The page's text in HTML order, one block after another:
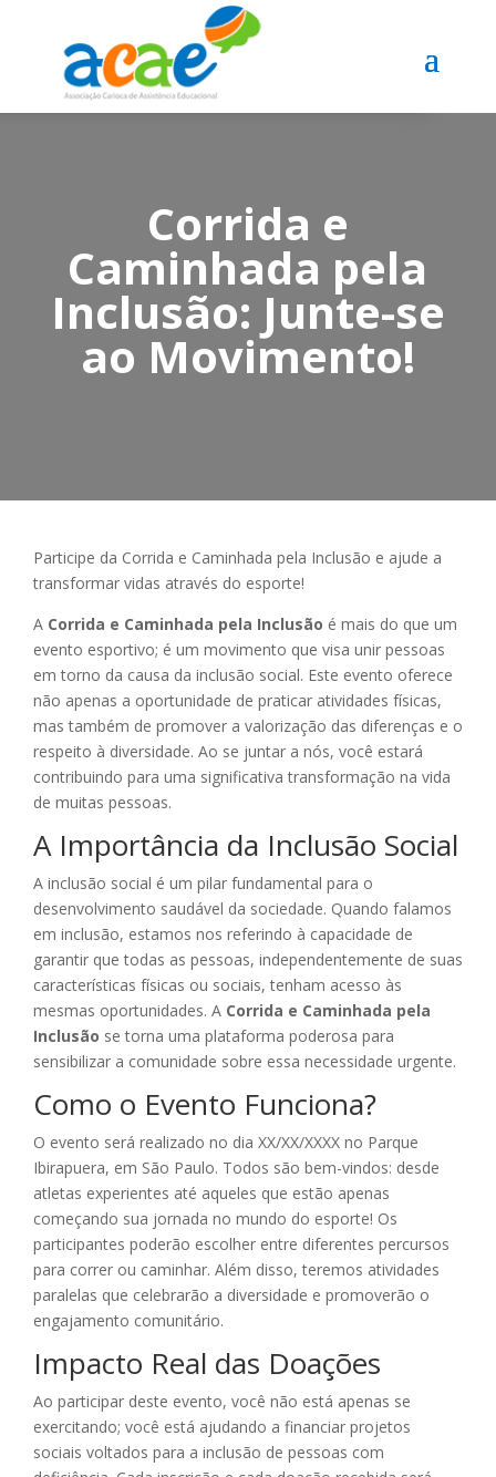
Corrida e
Caminhada pela
Inclusão: Junte-se
ao Movimento!
Participe da Corrida e Caminhada pela Inclusão e ajude a
transformar vidas através do esporte!
A Corrida e Caminhada pela Inclusão é mais do que um
evento esportivo; é um movimento que visa unir pessoas
em torno da causa da inclusão social. Este evento oferece
não apenas a oportunidade de praticar atividades físicas,
mas também de promover a valorização das diferenças e o
respeito à diversidade. Ao se juntar a nós, você estará
contribuindo para uma significativa transformação na vida
de muitas pessoas.
A Importância da Inclusão Social
A inclusão social é um pilar fundamental para o
desenvolvimento saudável da sociedade. Quando falamos
em inclusão, estamos nos referindo à capacidade de
garantir que todas as pessoas, independentemente de suas
características físicas ou sociais, tenham acesso às
mesmas oportunidades. A Corrida e Caminhada pela
Inclusão se torna uma plataforma poderosa para
sensibilizar a comunidade sobre essa necessidade urgente.
Como o Evento Funciona?
O evento será realizado no dia XX/XX/XXXX no Parque
Ibirapuera, em São Paulo. Todos são bem-vindos: desde
atletas experientes até aqueles que estão apenas
começando sua jornada no mundo do esporte! Os
participantes poderão escolher entre diferentes percursos
para correr ou caminhar. Além disso, teremos atividades
paralelas que celebrarão a diversidade e promoverão o
engajamento comunitário.
Impacto Real das Doações
Ao participar deste evento, você não está apenas se
exercitando; você está ajudando a financiar projetos
sociais voltados para a inclusão de pessoas com